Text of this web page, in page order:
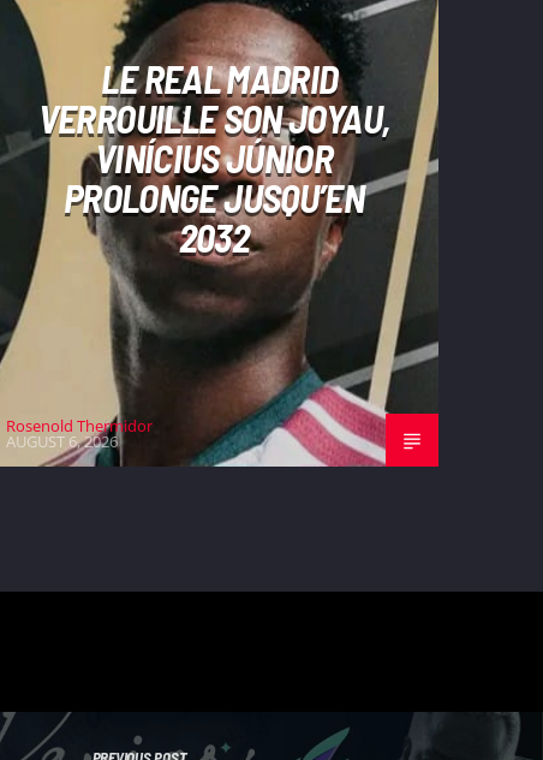
LE REAL MADRID
VERROUILLE SON JOYAU,
VINÍCIUS JÚNIOR
PROLONGE JUSQU’EN
2032
Rosenold Thermidor
AUGUST 6, 2026